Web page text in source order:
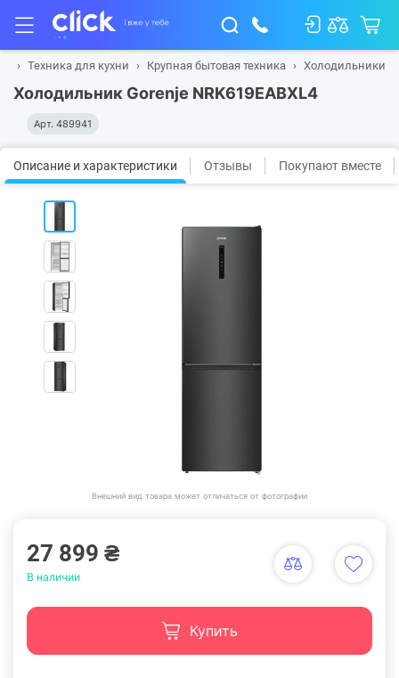
Техника для кухни Крупная бытовая техника Холодильники
Холодильник Gorenje NRK619EABXL4
Арт. 489941
Описание и характеристики Отзывы Покупают вместе
Внешний вид товара может отличаться от фотографии
27 899 ₴
В наличии
Купить